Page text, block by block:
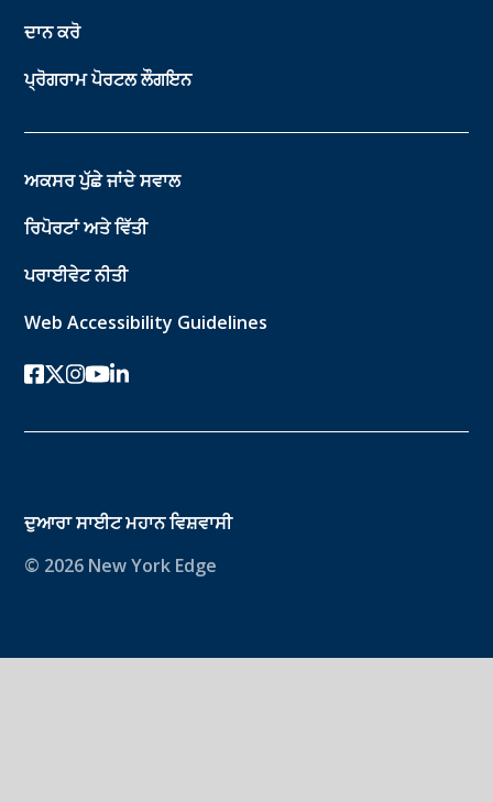
ਦਾਨ ਕਰੋ
ਪ੍ਰੋਗਰਾਮ ਪੋਰਟਲ ਲੌਗਇਨ
ਅਕਸਰ ਪੁੱਛੇ ਜਾਂਦੇ ਸਵਾਲ
ਰਿਪੋਰਟਾਂ ਅਤੇ ਵਿੱਤੀ
ਪਰਾਈਵੇਟ ਨੀਤੀ
Web Accessibility Guidelines
ਫੇਸਬੁੱਕ
ਟਵਿੱਟਰ-ਐਕਸ
instagram
youtube
ਲਿੰਕਡਇਨ
ਦੁਆਰਾ ਸਾਈਟਮਹਾਨ ਵਿਸ਼ਵਾਸੀ
© 2026 New York Edge